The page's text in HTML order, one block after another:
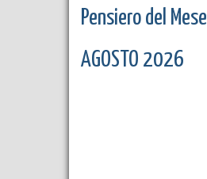
Pensiero del Mese
AGOSTO 2026